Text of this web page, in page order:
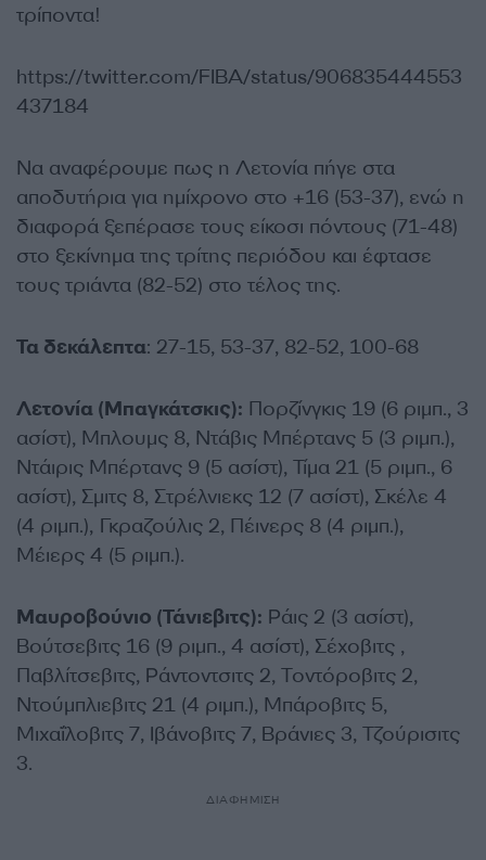
τρίποντα!
https://twitter.com/FIBA/status/906835444553
437184
Να αναφέρουμε πως η Λετονία πήγε στα
αποδυτήρια για ημίχρονο στο +16 (53-37), ενώ η
διαφορά ξεπέρασε τους είκοσι πόντους (71-48)
στο ξεκίνημα της τρίτης περιόδου και έφτασε
τους τριάντα (82-52) στο τέλος της.
Τα δεκάλεπτα: 27-15, 53-37, 82-52, 100-68
Λετονία (Μπαγκάτσκις): Πορζίνγκις 19 (6 ριμπ., 3
ασίστ), Μπλουμς 8, Ντάβις Μπέρτανς 5 (3 ριμπ.),
Ντάιρις Μπέρτανς 9 (5 ασίστ), Τίμα 21 (5 ριμπ., 6
ασίστ), Σμιτς 8, Στρέλνιεκς 12 (7 ασίστ), Σκέλε 4
(4 ριμπ.), Γκραζούλις 2, Πέινερς 8 (4 ριμπ.),
Μέιερς 4 (5 ριμπ.).
Μαυροβούνιο (Τάνιεβιτς): Ράις 2 (3 ασίστ),
Βούτσεβιτς 16 (9 ριμπ., 4 ασίστ), Σέχοβιτς ,
Παβλίτσεβιτς, Ράντοντσιτς 2, Τοντόροβιτς 2,
Ντούμπλιεβιτς 21 (4 ριμπ.), Μπάροβιτς 5,
Μιχαΐλοβιτς 7, Ιβάνοβιτς 7, Βράνιες 3, Τζούρισιτς
3.
ΔΙΑΦΗΜΙΣΗ